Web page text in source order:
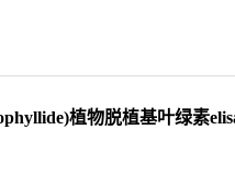
植物脱植基叶绿素